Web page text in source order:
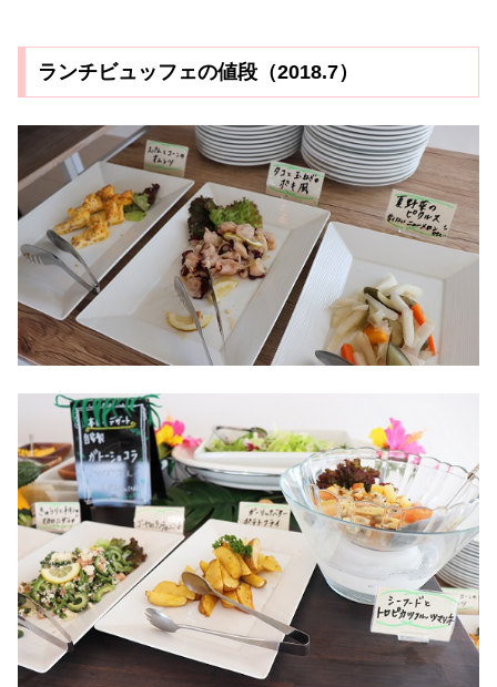
ランチビュッフェの値段（2018.7）